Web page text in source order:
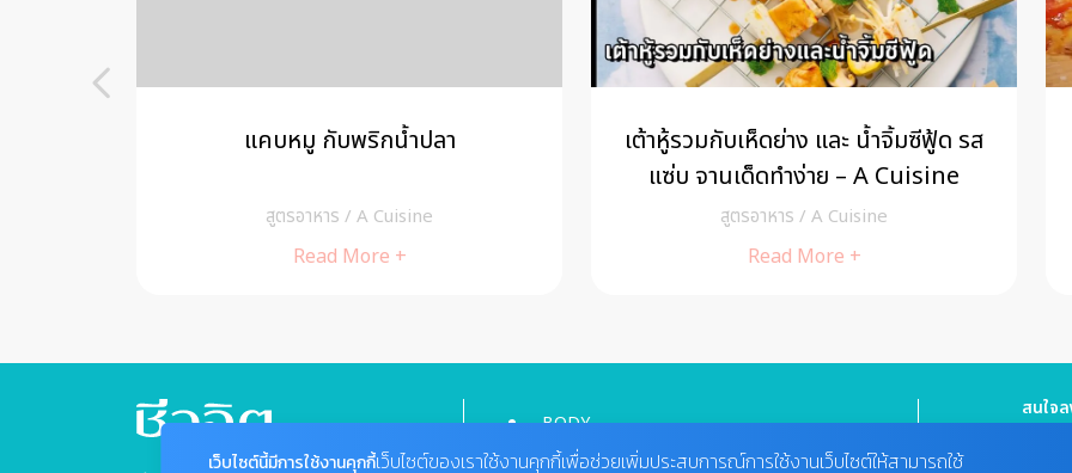
แคบหมู กับพริกน้ำปลา
สูตรอาหาร / A Cuisine
Read More +
เต้าหู้รวมกับเห็ดย่าง และ น้ำจิ้มซีฟู้ด รส
แซ่บ จานเด็ดทำง่าย – A Cuisine
สูตรอาหาร / A Cuisine
Read More +
BODY
สนใจ
เว็บไซต์นี้มีการใช้งานคุกกี้เว็บไซต์ของเราใช้งานคุกกี้เพื่อช่วยเพิ่มประสบการณ์การใช้งานเว็บไซต์ให้สามารถใช้